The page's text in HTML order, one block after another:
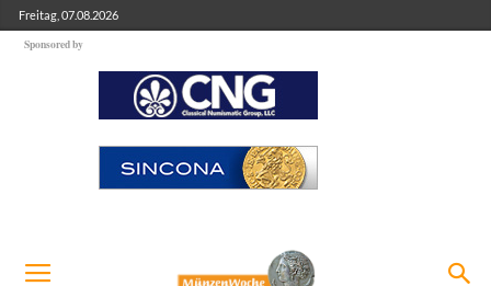
Freitag, 07.08.2026
Sponsored by